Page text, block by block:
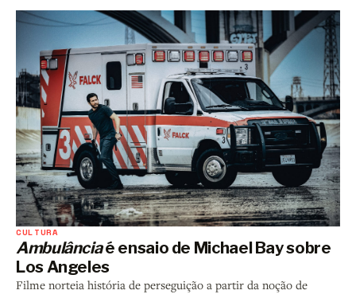
CULTURA
Ambulânciaé ensaio de Michael Bay sobre
Los Angeles
Filme norteia história de perseguição a partir da noção de